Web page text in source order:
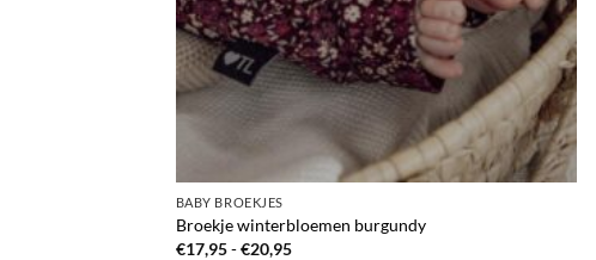
BABY BROEKJES
Broekje winterbloemen burgundy
€17,95-€20,95Prijsklasse: